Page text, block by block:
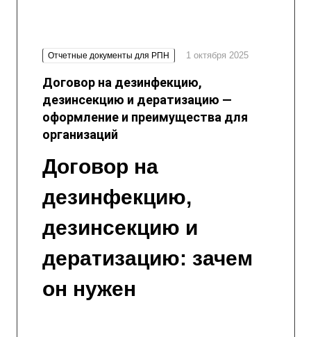
Отчетные документы для РПН 1 октября 2025
Договор на дезинфекцию,
дезинсекцию и дератизацию —
оформление и преимущества для
организаций
Договор на
дезинфекцию,
дезинсекцию и
дератизацию: зачем
он нужен